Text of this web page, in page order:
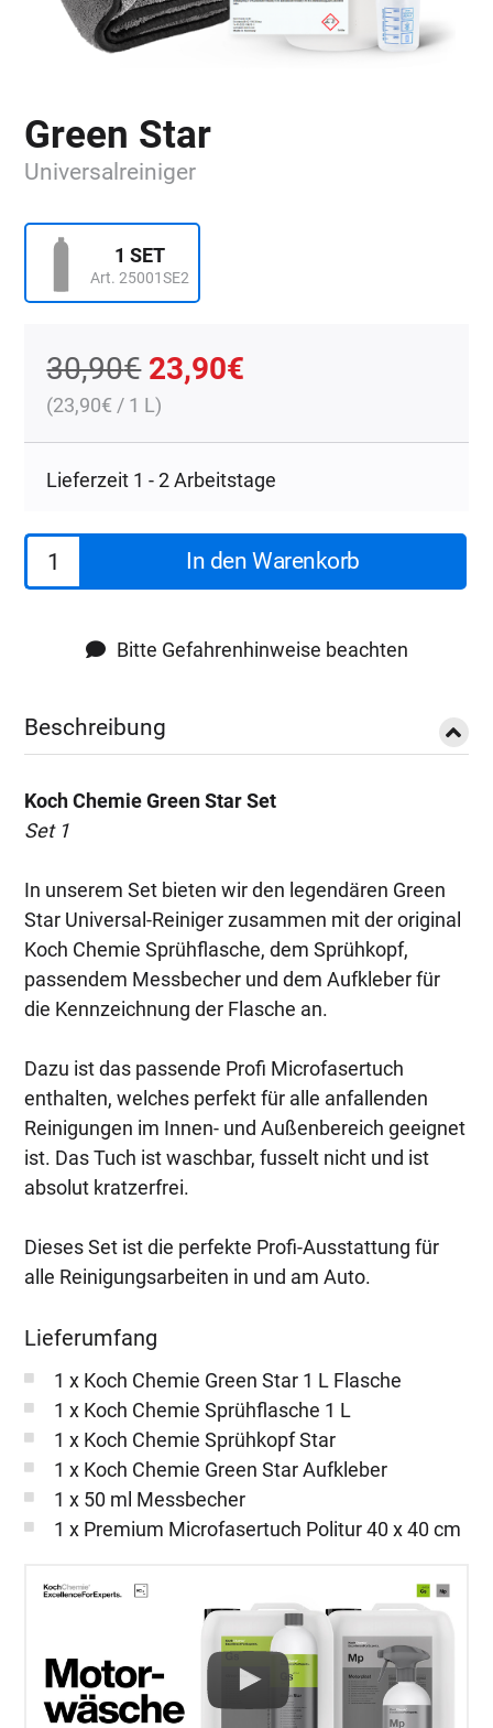
Green Star
Universalreiniger
1 SET
Art. 25001SE2
30,90€ Ursprünglicher
Preis
23,90€
(23,90€ / 1 L)
Lieferzeit 1 - 2 Arbeitstage
Koch
Chemie
|
Set
2
Menge
In den Warenkorb
Bitte Gefahrenhinweise beachten
Beschreibung
Koch Chemie Green Star Set
Set 1
In unserem Set bieten wir den legendären Green
Star Universal-Reiniger zusammen mit der original
Koch Chemie Sprühflasche, dem Sprühkopf,
passendem Messbecher und dem Aufkleber für
die Kennzeichnung der Flasche an.
Dazu ist das passende Profi Microfasertuch
enthalten, welches perfekt für alle anfallenden
Reinigungen im Innen- und Außenbereich geeignet
ist. Das Tuch ist waschbar, fusselt nicht und ist
absolut kratzerfrei.
Dieses Set ist die perfekte Profi-Ausstattung für
alle Reinigungsarbeiten in und am Auto.
Lieferumfang
1 x Koch Chemie Green Star 1 L Flasche
1 x Koch Chemie Sprühflasche 1 L
1 x Koch Chemie Sprühkopf Star
1 x Koch Chemie Green Star Aufkleber
1 x 50 ml Messbecher
1 x Premium Microfasertuch Politur 40 x 40 cm